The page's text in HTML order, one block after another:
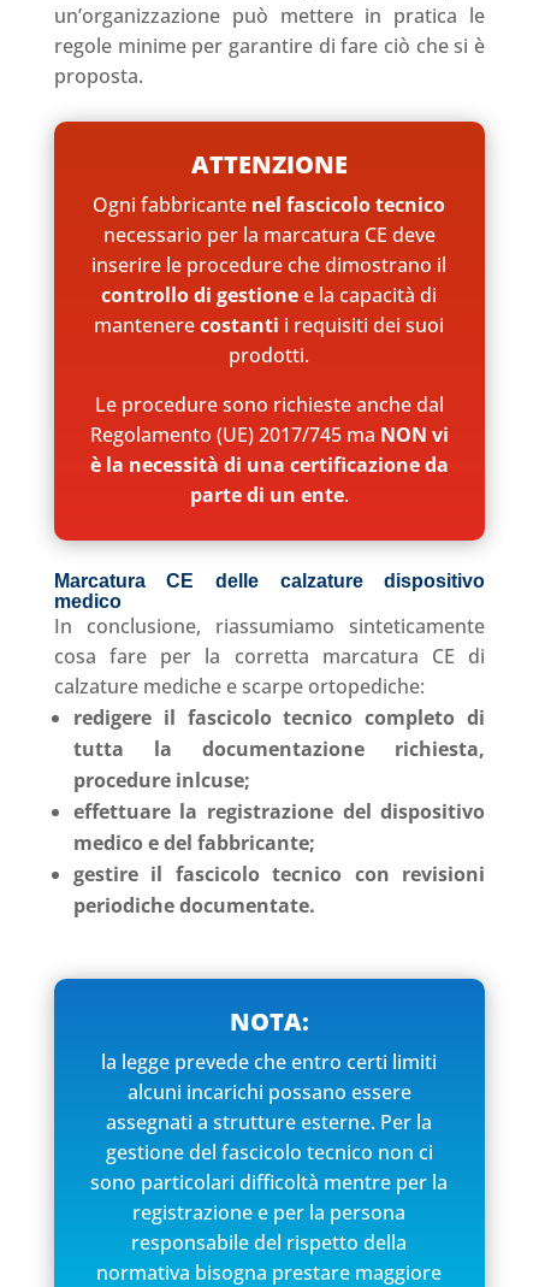
un’organizzazione può mettere in pratica le
regole minime per garantire di fare ciò che si è
proposta.
ATTENZIONE
Ogni fabbricante nel fascicolo tecnico
necessario per la marcatura CE deve
inserire le procedure che dimostrano il
controllo di gestionee la capacità di
mantenerecostanti i requisiti dei suoi
prodotti.
Le procedure sono richieste anche dal
Regolamento (UE) 2017/745 ma NON vi
è la necessità di una certificazione da
parte di un ente.
Marcatura CE delle calzature dispositivo
medico
In conclusione, riassumiamo sinteticamente
cosa fare per la corretta marcatura CE di
calzature mediche e scarpe ortopediche:
redigere il fascicolo tecnico completo di
tutta la documentazione richiesta,
procedure inlcuse;
effettuare la registrazione del dispositivo
medico e del fabbricante;
gestire il fascicolo tecnico con revisioni
periodiche documentate.
NOTA:
la legge prevede che entro certi limiti
alcuni incarichi possano essere
assegnati a strutture esterne. Per la
gestione del fascicolo tecnico non ci
sono particolari difficoltà mentre per la
registrazione e per la persona
responsabile del rispetto della
normativa bisogna prestare maggiore